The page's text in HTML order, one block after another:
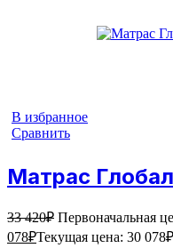
В избранное
Сравнить
Матрас
33 420₽ Первоначальная
078₽Текущая цена: 30